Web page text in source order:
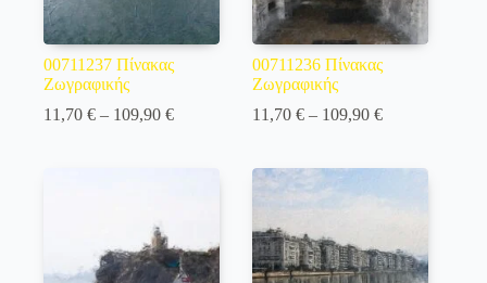
00711237 Πίνακας
Ζωγραφικής
11,70 € – 109,90 €Price
00711236 Πίνακας
Ζωγραφικής
11,70€ – 109,90€Price
through